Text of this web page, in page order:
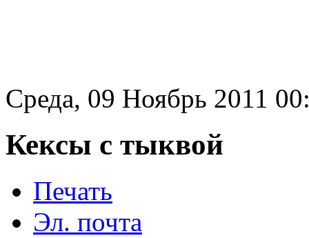
Среда, 09 Ноябрь 2011
Кексы с тыквой
Печать
Эл. почта